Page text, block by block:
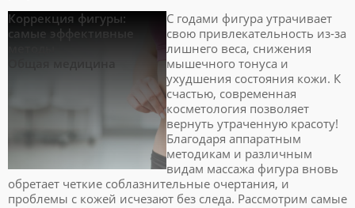
Коррекция фигуры:
самые эффективные
С годами фигура утрачивает
свою привлекательность из-за
лишнего веса, снижения
мышечного тонуса и
ухудшения состояния кожи. К
счастью, современная
косметология позволяет
вернуть утраченную красоту!
Благодаря аппаратным
методикам и различным
видам массажа фигура вновь
обретает четкие соблазнительные очертания, и
проблемы с кожей исчезают без следа. Рассмотрим самые